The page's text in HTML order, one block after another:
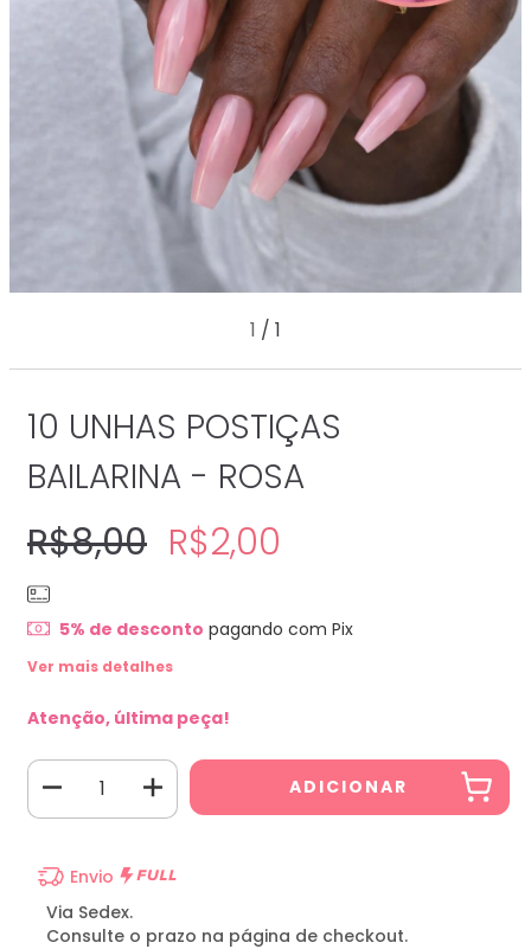
1 / 1
10 UNHAS POSTIÇAS
BAILARINA - ROSA
R$8,00 R$2,00
5% de desconto pagando com Pix
Ver mais detalhes
Atenção, última peça!
Envio
Via Sedex.
Consulte o prazo na página de checkout.